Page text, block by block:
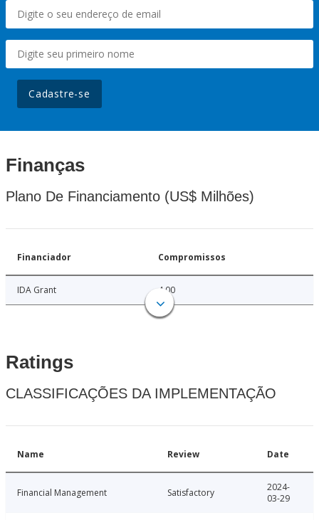
Cadastre-se
Finanças
Plano De Financiamento (US$ Milhões)
Financiador Compromissos
IDA Grant 4.00
Ratings
CLASSIFICAÇÕES DA IMPLEMENTAÇÃO
Name Review Date
Financial Management Satisfactory
2024-
03-29